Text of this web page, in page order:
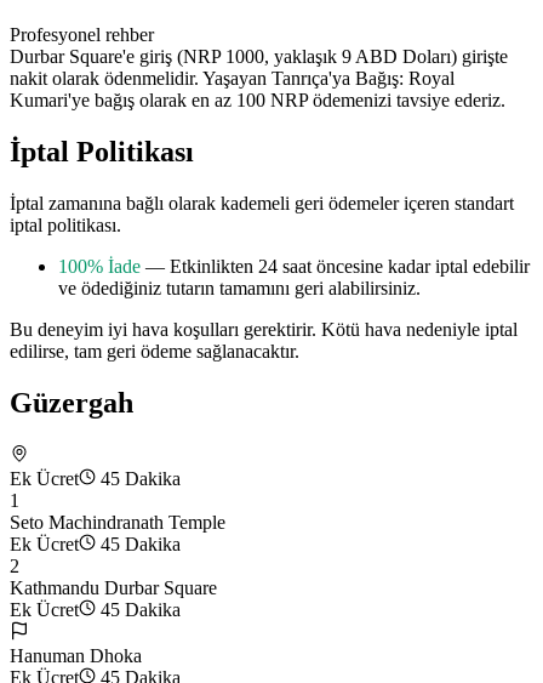
Profesyonel rehber
Durbar Square'e giriş (NRP 1000, yaklaşık 9 ABD Doları) girişte
nakit olarak ödenmelidir. Yaşayan Tanrıça'ya Bağış: Royal
Kumari'ye bağış olarak en az 100 NRP ödemenizi tavsiye ederiz.
İptal Politikası
İptal zamanına bağlı olarak kademeli geri ödemeler içeren standart
iptal politikası.
100% İade — Etkinlikten 24 saat öncesine kadar iptal edebilir
ve ödediğiniz tutarın tamamını geri alabilirsiniz.
Bu deneyim iyi hava koşulları gerektirir. Kötü hava nedeniyle iptal
edilirse, tam geri ödeme sağlanacaktır.
Güzergah
Ek Ücret
45 Dakika
1
Seto Machindranath Temple
Ek Ücret
45 Dakika
2
Kathmandu Durbar Square
Ek Ücret
45 Dakika
Hanuman Dhoka
Ek Ücret
45 Dakika